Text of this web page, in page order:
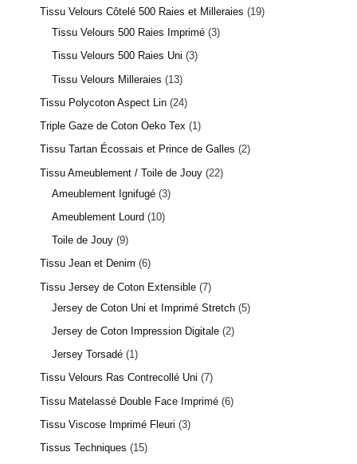
Tissu Velours Côtelé 500 Raies et Milleraies
19
Tissu Velours 500 Raies Imprimé 3
Tissu Velours 500 Raies Uni 3
Tissu Velours Milleraies
13
Tissu Polycoton Aspect Lin 24
Triple Gaze de Coton Oeko Tex
1
Tissu Tartan Écossais et Prince de Galles 2
Tissu Ameublement / Toile de Jouy 22
Ameublement Ignifugé 3
Ameublement Lourd
10
Toile de Jouy 9
Tissu Jean et Denim 6
Tissu Jersey de Coton Extensible 7
Jersey de Coton Uni et Imprimé Stretch 5
Jersey de Coton Impression Digitale 2
Jersey Torsadé 1
Tissu Velours Ras Contrecollé Uni 7
Tissu Matelassé Double Face Imprimé 6
Tissu Viscose Imprimé Fleuri 3
Tissus Techniques
15